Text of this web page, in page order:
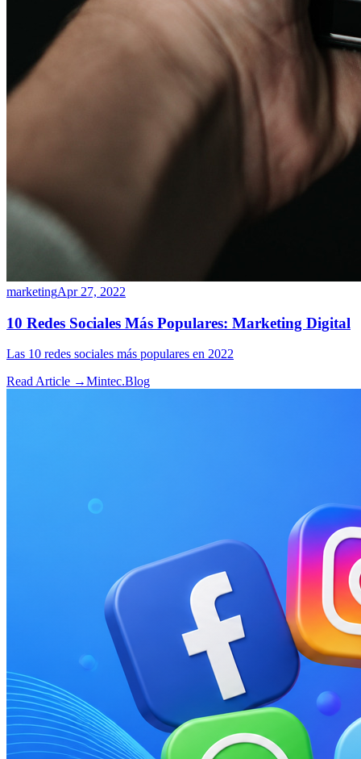
marketingApr 27, 2022
10 Redes Sociales Más Populares: Marketing Digital
Las 10 redes sociales más populares en 2022
Read Article →Mintec.Blog